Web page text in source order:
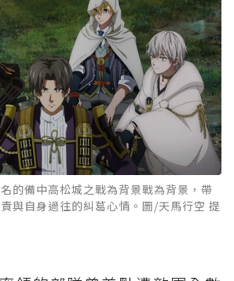
的備中高松城之戰為背景戰為背景，帶
與自身過往的糾葛心情。圖/天馬行空 提